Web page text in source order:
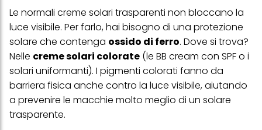
Le normali creme solari trasparenti non bloccano la
luce visibile. Per farlo, hai bisogno di una protezione
solare che contenga ossido di ferro. Dove si trova?
Nelle creme solari colorate (le BB cream con SPF o i
solari uniformanti). I pigmenti colorati fanno da
barriera fisica anche contro la luce visibile, aiutando
a prevenire le macchie molto meglio di un solare
trasparente.